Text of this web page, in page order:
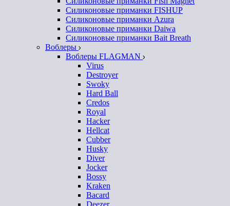
Силиконовые приманки FISHUP
Силиконовые приманки Azura
Силиконовые приманки Daiwa
Силиконовые приманки Bait Breath
Воблеры
Воблеры FLAGMAN
Virus
Destroyer
Swoky
Hard Ball
Credos
Royal
Hacker
Hellcat
Cubber
Husky
Diver
Jocker
Bossy
Kraken
Bacard
Deezer